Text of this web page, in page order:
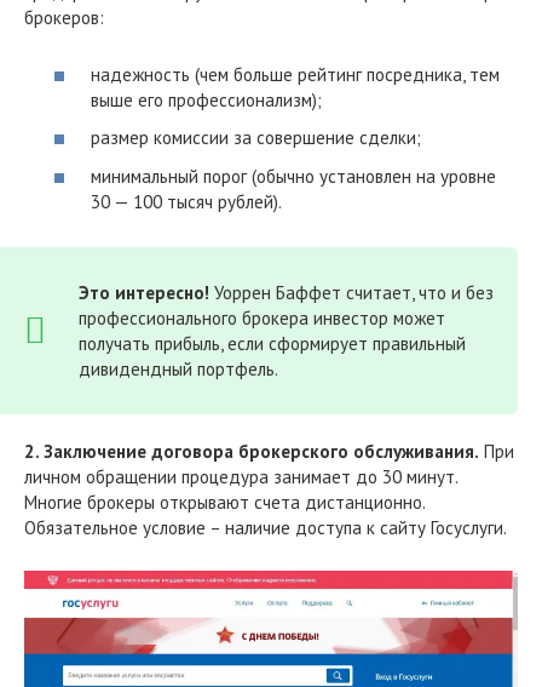
брокеров:
надежность (чем больше рейтинг посредника, тем
выше его профессионализм);
размер комиссии за совершение сделки;
минимальный порог (обычно установлен на уровне
30 — 100 тысяч рублей).
Это интересно! Уоррен Баффет считает, что и без
профессионального брокера инвестор может
получать прибыль, если сформирует правильный
дивидендный портфель.
2. Заключение договора брокерского обслуживания. При
личном обращении процедура занимает до 30 минут.
Многие брокеры открывают счета дистанционно.
Обязательное условие – наличие доступа к сайту Госуслуги.